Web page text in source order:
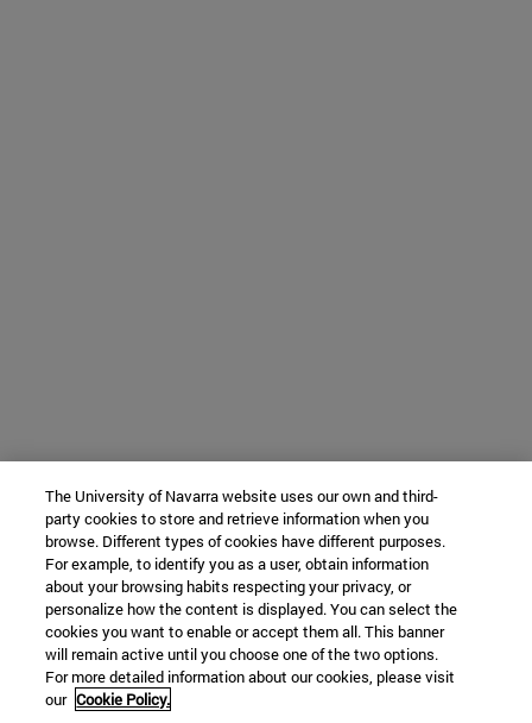
The University of Navarra website uses our own and third-
party cookies to store and retrieve information when you
browse. Different types of cookies have different purposes.
For example, to identify you as a user, obtain information
about your browsing habits respecting your privacy, or
personalize how the content is displayed. You can select the
cookies you want to enable or accept them all. This banner
will remain active until you choose one of the two options.
For more detailed information about our cookies, please visit
our Cookie Policy.